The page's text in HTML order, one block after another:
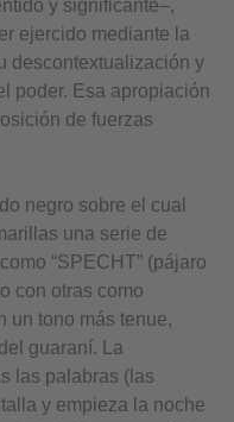
y significante–,
ejercido mediante la
descontextualización y
poder. Esa apropiación
de fuerzas
negro sobre el cual
una serie de
“SPECHT” (pájaro
con otras como
un tono más tenue,
guaraní. La
las palabras (las
y empieza la noche